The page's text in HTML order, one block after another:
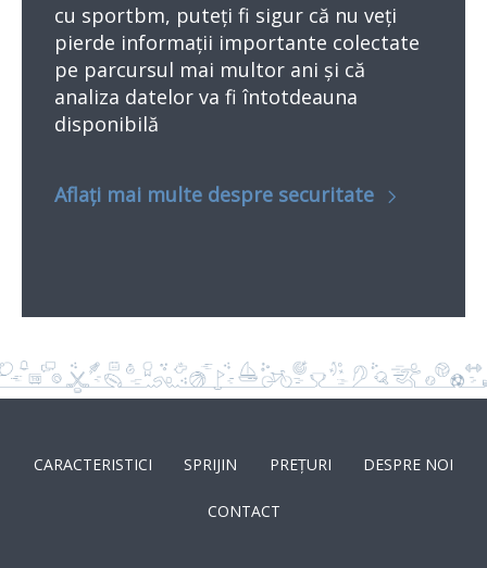
cu sportbm, puteți fi sigur că nu veți
pierde informații importante colectate
pe parcursul mai multor ani și că
analiza datelor va fi întotdeauna
disponibilă
Aflați mai multe despre securitate
CARACTERISTICI SPRIJIN PREȚURI DESPRE NOI
CONTACT